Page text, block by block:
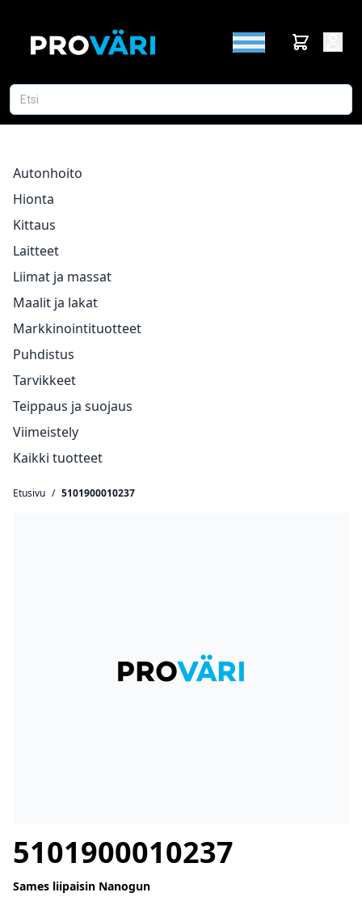
Autonhoito
Hionta
Kittaus
Laitteet
Liimat ja massat
Maalit ja lakat
Markkinointituotteet
Puhdistus
Tarvikkeet
Teippaus ja suojaus
Viimeistely
Kaikki tuotteet
Etusivu / 5101900010237
5101900010237
Sames liipaisin Nanogun